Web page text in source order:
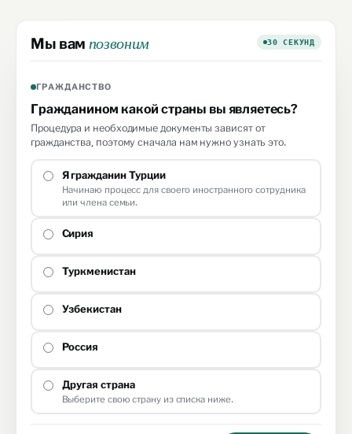
Мы вам позвоним 30 СЕКУНД
ГРАЖДАНСТВО
Гражданином какой страны вы являетесь?
Процедура и необходимые документы зависят от
гражданства, поэтому сначала нам нужно узнать это.
Я гражданин Турции
Начинаю процесс для своего иностранного сотрудника
или члена семьи.
Сирия
Туркменистан
Узбекистан
Россия
Другая страна
Выберите свою страну из списка ниже.